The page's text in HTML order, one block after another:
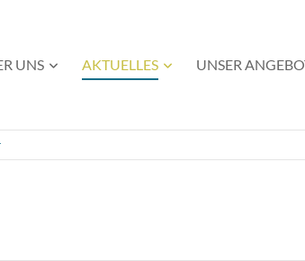
UNS AKTUELLES UNSER